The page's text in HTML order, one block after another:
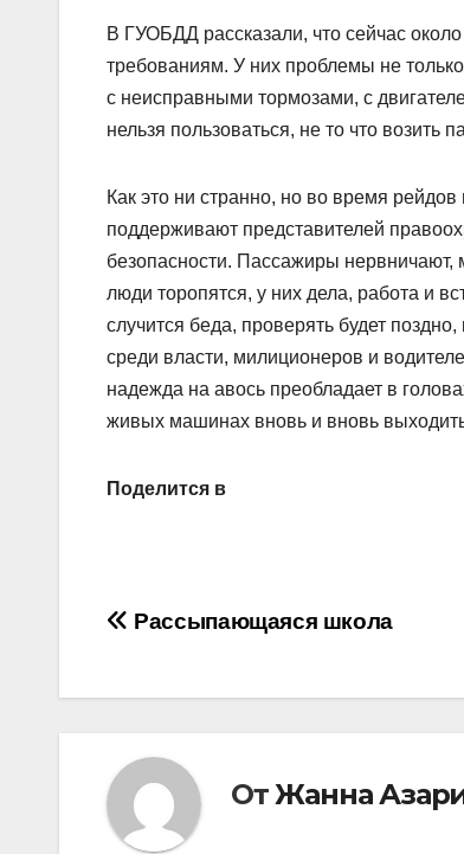
В ГУОБДД рассказали, что сейчас
требованиям. У них проблемы не
с неисправными тормозами, с
нельзя пользоваться, не то что возить
Как это ни странно, но во время
поддерживают представителей
безопасности. Пассажиры
люди торопятся, у них дела, работа и
случится беда, проверять будет
среди власти, милиционеров и
надежда на авось преобладает в
живых машинах вновь и вновь
Поделится в
Навигация
Рассыпающаяся школа
ОтЖанна